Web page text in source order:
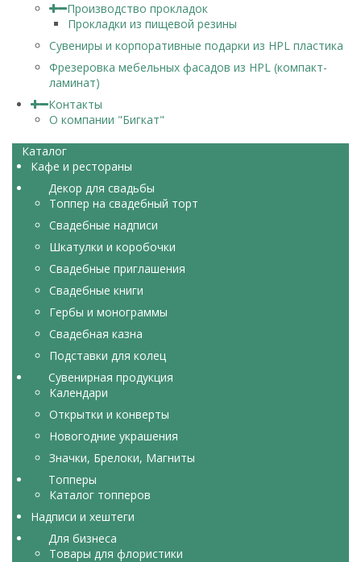
Производство прокладок
Прокладки из пищевой резины
Сувениры и корпоративные подарки из HPL пластика
Фрезеровка мебельных фасадов из HPL (компакт-
ламинат)
Контакты
О компании "Бигкат"
Каталог
Кафе и рестораны
Декор для свадьбы
Топпер на свадебный торт
Свадебные надписи
Шкатулки и коробочки
Свадебные приглашения
Свадебные книги
Гербы и монограммы
Свадебная казна
Подставки для колец
Сувенирная продукция
Календари
Открытки и конверты
Новогодние украшения
Значки, Брелоки, Магниты
Топперы
Каталог топперов
Надписи и хештеги
Для бизнеса
Товары для флористики